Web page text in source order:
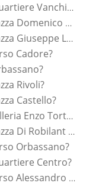
Vendere o Affittare nel quartiere Vanchiglia?
Vendere o Affittare in Piazza Domenico Cimarosa?
Vendere o Affittare in Piazza Giuseppe Luigi Lagrange?
Cadore?
Rivoli?
Castello?
Vendere o Affittare in Galleria Enzo Tortora?
Vendere o Affittare in Piazza Di Robilant Carlo?
Orbassano?
Centro?
Vendere o Affittare in Corso Alessandro Tassoni?